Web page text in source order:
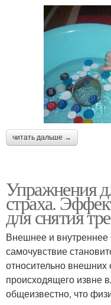
читать дальше →
Упражнения
страха.
для снятия
Внешнее и внутреннее
самочувствие
относительно внешних
происходящего извне
общеизвестно, что